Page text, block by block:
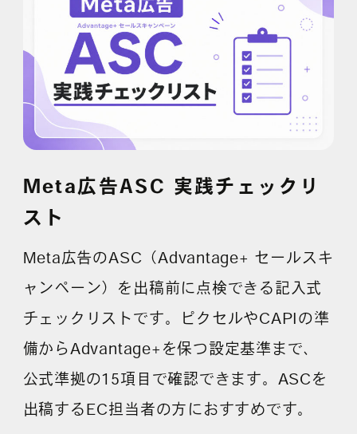
Meta広告ASC 実践チェックリ
スト
Meta広告のASC（Advantage+ セールスキ
ャンペーン）を出稿前に点検できる記入式
チェックリストです。ピクセルやCAPIの準
備からAdvantage+を保つ設定基準まで、
公式準拠の15項目で確認できます。ASCを
出稿するEC担当者の方におすすめです。